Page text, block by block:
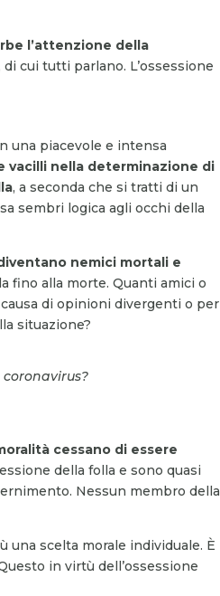
l’attenzione della
cui tutti parlano. L’ossessione
una piacevole e intensa
vacilli nella determinazione di
, a seconda che si tratti di un
sembri logica agli occhi della
nemici mortali e
fino alla morte. Quanti amici o
di opinioni divergenti o per
situazione?
cessano di essere
della folla e sono quasi
Nessun membro della
una scelta morale individuale. È
in virtù dell’ossessione